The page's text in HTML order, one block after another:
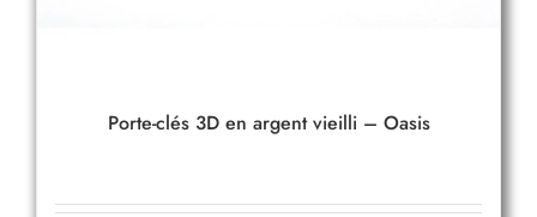
Porte-clés 3D en argent vieilli – Oasis